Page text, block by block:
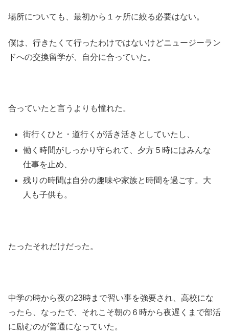
場所についても、最初から１ヶ所に絞る必要はない。
僕は、行きたくて行ったわけではないけどニュージーラン
ドへの交換留学が、自分に合っていた。
合っていたと言うよりも憧れた。
街行くひと・道行くが活き活きとしていたし、
働く時間がしっかり守られて、夕方５時にはみんな
仕事を止め、
残りの時間は自分の趣味や家族と時間を過ごす。大
人も子供も。
たったそれだけだった。
中学の時から夜の23時まで習い事を強要され、高校にな
ったら、なったで、それこそ朝の６時から夜遅くまで部活
に励むのが普通になっていた。